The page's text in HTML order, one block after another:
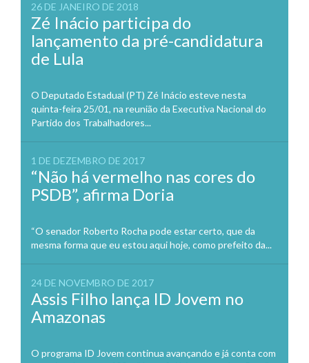
26 DE JANEIRO DE 2018
Zé Inácio participa do
lançamento da pré-candidatura
de Lula
O Deputado Estadual (PT) Zé Inácio esteve nesta
quinta-feira 25/01, na reunião da Executiva Nacional do
Partido dos Trabalhadores...
1 DE DEZEMBRO DE 2017
“Não há vermelho nas cores do
PSDB”, afirma Doria
“O senador Roberto Rocha pode estar certo, que da
mesma forma que eu estou aqui hoje, como prefeito da...
24 DE NOVEMBRO DE 2017
Assis Filho lança ID Jovem no
Amazonas
O programa ID Jovem continua avançando e já conta com